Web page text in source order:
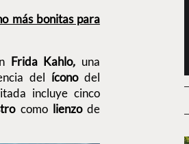
más bonitas para
Frida Kahlo, una
del íconodel
incluye cinco
como lienzode